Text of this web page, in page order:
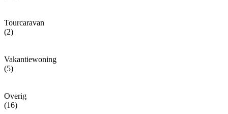
Tourcaravan
(2)
Vakantiewoning
(5)
Overig
(16)